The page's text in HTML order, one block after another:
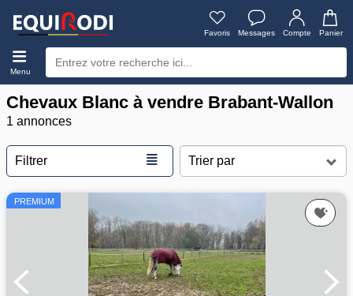
Favoris Messages Compte Panier
Menu
Chevaux Blanc à vendre Brabant-Wallon
1 annonces
Filtrer ≣
PREMIUM